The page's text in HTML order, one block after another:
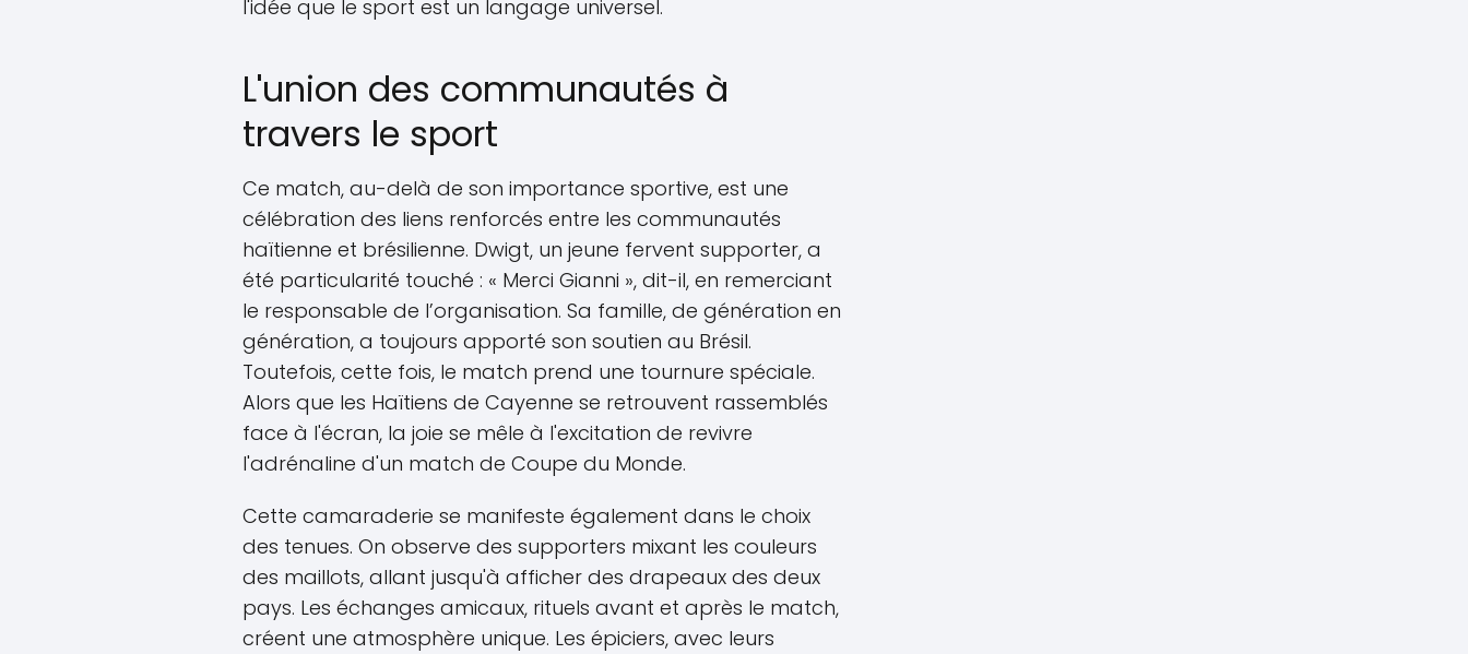
l'idée que le sport est un langage universel.
L'union des communautés à
travers le sport
Ce match, au-delà de son importance sportive, est une
célébration des liens renforcés entre les communautés
haïtienne et brésilienne. Dwigt, un jeune fervent supporter, a
été particularité touché : « Merci Gianni », dit-il, en remerciant
le responsable de l’organisation. Sa famille, de génération en
génération, a toujours apporté son soutien au Brésil.
Toutefois, cette fois, le match prend une tournure spéciale.
Alors que les Haïtiens de Cayenne se retrouvent rassemblés
face à l'écran, la joie se mêle à l'excitation de revivre
l'adrénaline d'un match de Coupe du Monde.
Cette camaraderie se manifeste également dans le choix
des tenues. On observe des supporters mixant les couleurs
des maillots, allant jusqu'à afficher des drapeaux des deux
pays. Les échanges amicaux, rituels avant et après le match,
créent une atmosphère unique. Les épiciers, avec leurs